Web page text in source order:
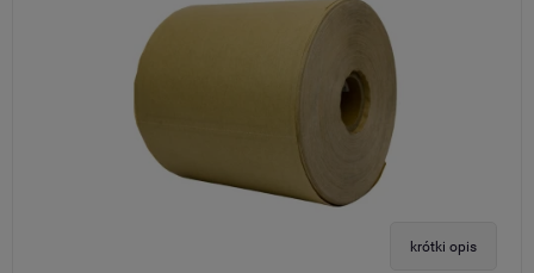
krótki opis